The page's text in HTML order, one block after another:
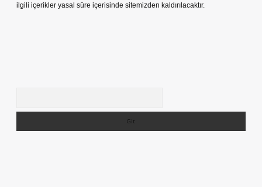
ilgili içerikler yasal süre içerisinde sitemizden kaldırılacaktır.